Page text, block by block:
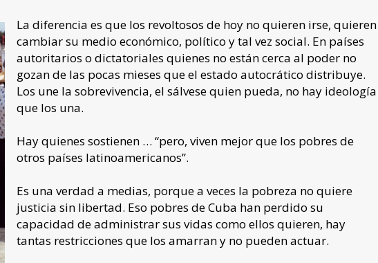
La diferencia es que los revoltosos de hoy no quieren irse, quieren
cambiar su medio económico, político y tal vez social. En países
autoritarios o dictatoriales quienes no están cerca al poder no
gozan de las pocas mieses que el estado autocrático distribuye.
Los une la sobrevivencia, el sálvese quien pueda, no hay ideología
que los una.
Hay quienes sostienen … “pero, viven mejor que los pobres de
otros países latinoamericanos”.
Es una verdad a medias, porque a veces la pobreza no quiere
justicia sin libertad. Eso pobres de Cuba han perdido su
capacidad de administrar sus vidas como ellos quieren, hay
tantas restricciones que los amarran y no pueden actuar.